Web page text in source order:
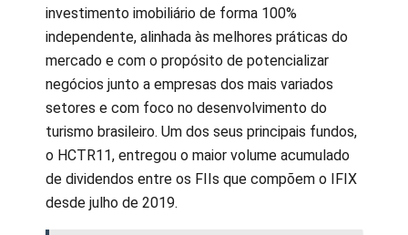
investimento imobiliário de forma 100%
independente, alinhada às melhores práticas do
mercado e com o propósito de potencializar
negócios junto a empresas dos mais variados
setores e com foco no desenvolvimento do
turismo brasileiro. Um dos seus principais fundos,
o HCTR11, entregou o maior volume acumulado
de dividendos entre os FIIs que compõem o IFIX
desde julho de 2019.